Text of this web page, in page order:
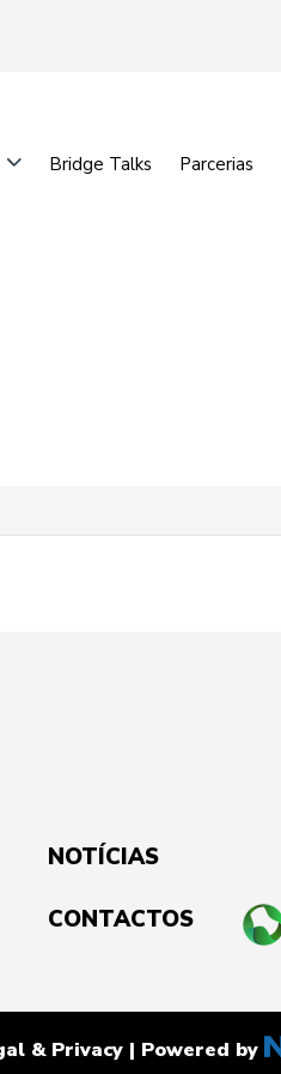
Bridge Talks Parcerias
NOTÍCIAS
CONTACTOS
& Privacy | Powered by